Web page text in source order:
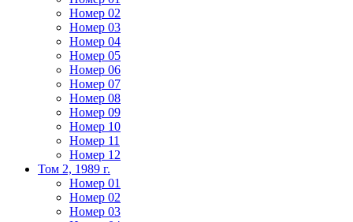
Номер 02
Номер 03
Номер 04
Номер 05
Номер 06
Номер 07
Номер 08
Номер 09
Номер 10
Номер 11
Номер 12
Том 2, 1989 г.
Номер 01
Номер 02
Номер 03